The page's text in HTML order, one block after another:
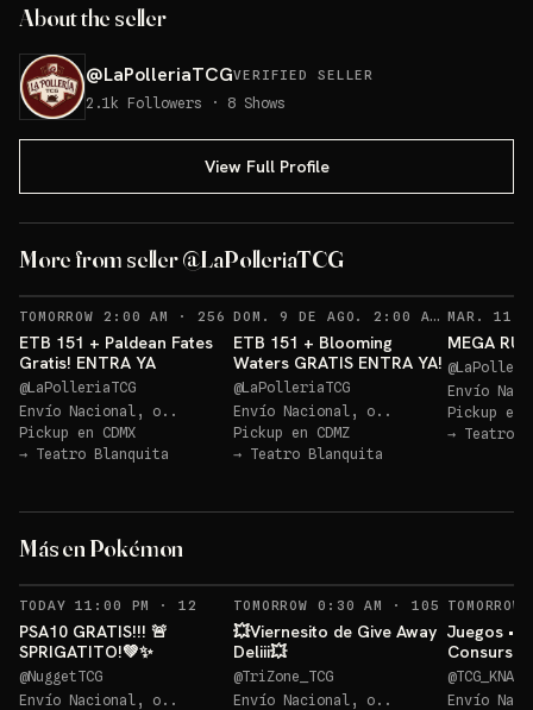
About the seller
@LaPolleriaTCGVERIFIED SELLER
2.1k Followers · 8 Shows
View Full Profile
More from seller @LaPolleriaTCG
Sorteos: ETB Paldean GRATIS +10 más→
TOMORROW 2:00 AM · 256 RECORDATORIOS
ETB 151 + Paldean Fates
Gratis! ENTRA YA
@LaPolleriaTCG
Envío Nacional, o..
Pickup en CDMX
→ Teatro Blanquita
DOM. 9 DE AGO. 2:00 AM ·264
ETB 151 + Blooming
Waters GRATIS ENTRA YA!
@LaPolleriaTCG
Envío Nacional, o..
Pickup en CDMZ
→ Teatro Blanquita
MEGA
@
Envío
Pickup en
→ Teatro
Más en Pokémon
Gato radioactivo
TODAY 11:00 PM · 12 RECORDATORIOS
PSA10 GRATIS!!! 🚨
SPRIGATITO!💚✨
@NuggetTCG
Envío Nacional, o..
TOMORROW 0:30 AM · 105
💥Viernesito de Give Away
Deliii💥
@TriZone_TCG
Envío Nacional, o..
Juegos •
Cosas
@
Envío